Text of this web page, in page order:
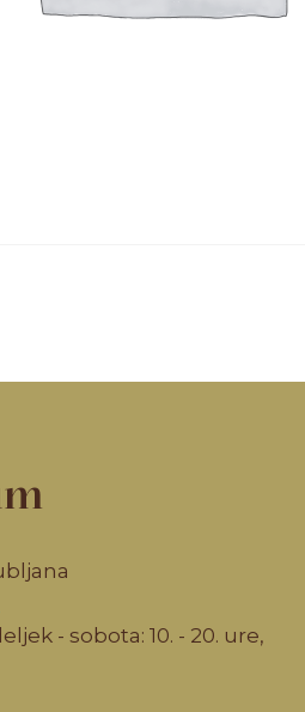
- sobota: 10. - 20. ure,